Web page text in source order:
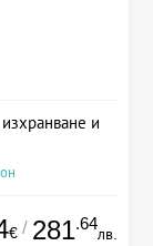
и
€ / 281.64
лв.